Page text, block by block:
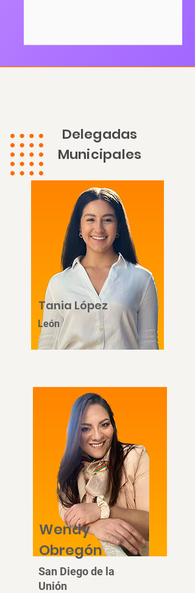
Delegadas
Municipales
Tania López
León
Wendy
Obregón
San Diego de la
Unión